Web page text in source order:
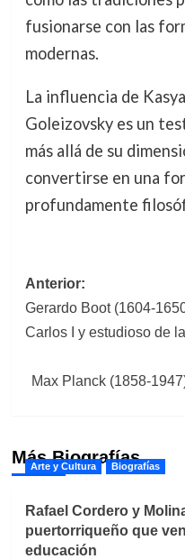
fusionarse con las
modernas.
La influencia de
Goleizovsky es un
más allá de su
convertirse en una
profundamente
Navegación
de
entradas
Anterior:
Gerardo Boot (1604-
Carlos I y estudioso de
Max Planck (1858-
Más Biografías
Arte y Cultura Biografías
Rafael Cordero y
puertorriqueño que
educación